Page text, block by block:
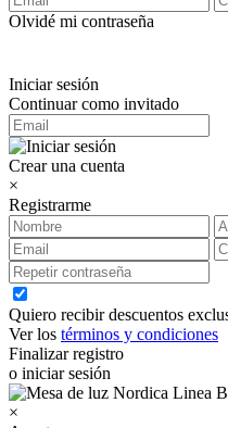
Olvidé mi contraseña
Iniciar sesión
Continuar como invitado
Crear una cuenta
×
Registrarme
Quiero recibir descuentos
Ver los términos y condiciones
Finalizar registro
o iniciar sesión
×